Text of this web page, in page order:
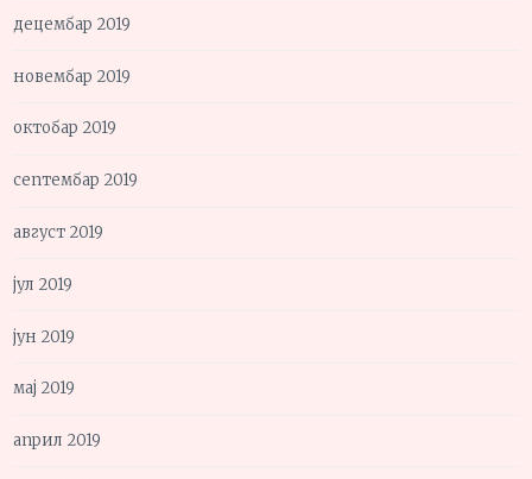
децембар 2019
новембар 2019
октобар 2019
септембар 2019
август 2019
јул 2019
јун 2019
мај 2019
април 2019